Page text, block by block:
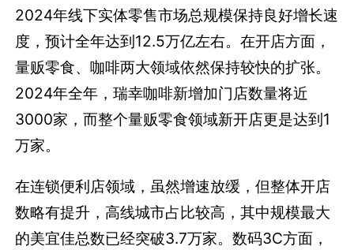
2024年线下实体零售市场总规模保持良好增长速
度，预计全年达到12.5万亿左右。在开店方面，
量贩零食、咖啡两大领域依然保持较快的扩张。
2024年全年，瑞幸咖啡新增加门店数量将近
3000家，而整个量贩零食领域新开店更是达到1
万家。
在‌连锁便利店‌领域，虽然增速放缓，但整体开店
数略有提升，高线城市占比较高，其中规模最大
的‌美宜佳总数已经突破3.7万家。‌数码3C方面，